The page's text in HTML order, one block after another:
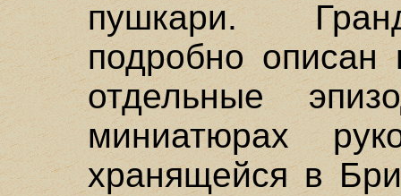
пушкари.
подробно описан
отдельные
миниатюрах
хранящейся в